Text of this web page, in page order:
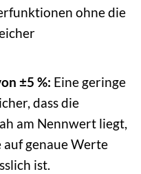
ohne die
±5 %: Eine geringe
dass die
am Nennwert liegt,
auf genaue Werte
ist.